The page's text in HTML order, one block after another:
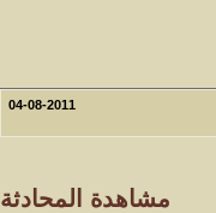
04-08-2011
مشاهدة المحادثة